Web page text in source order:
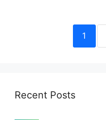
1
Recent Posts